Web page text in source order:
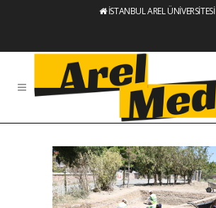
İSTANBUL AREL ÜNİVERSİTESİ